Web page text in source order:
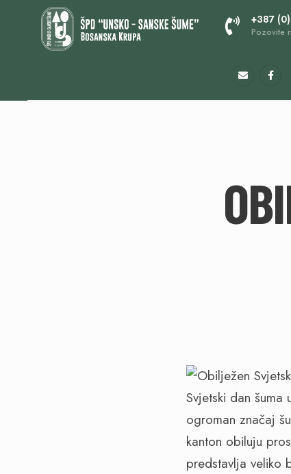
+387
Pozovite
Svjetski dan
ogroman značaj
kanton obiluju
predstavlja veliko